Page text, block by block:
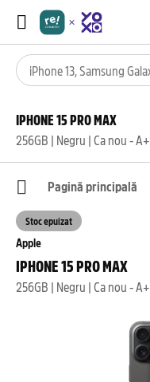
IPHONE 15 PRO MAX
256GB | Negru | Ca nou - A+
Pagină principală
Apple
IPHONE 15 PRO MAX
256GB | Negru | Ca nou - A+
Stoc epuizat